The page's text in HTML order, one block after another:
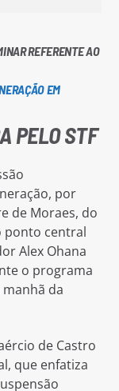
REFERENTE AO
EM
PELO STF
por
de Moraes, do
ponto central
Alex Ohana
o programa
manhã da
de Castro
que enfatiza